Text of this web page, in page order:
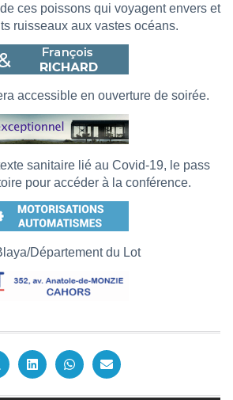
de ces poissons qui voyagent envers et
ruisseaux aux vastes océans.
accessible en ouverture de soirée.
sanitaire lié au Covid-19, le pass
pour accéder à la conférence.
Département du Lot